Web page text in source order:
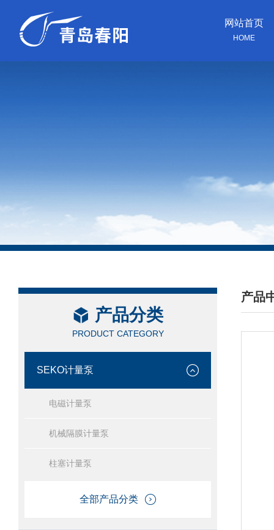
网站首页
HOME
产品分类
PRODUCT CATEGORY
SEKO计量泵
电磁计量泵
机械隔膜计量泵
柱塞计量泵
全部产品分类
产品
/